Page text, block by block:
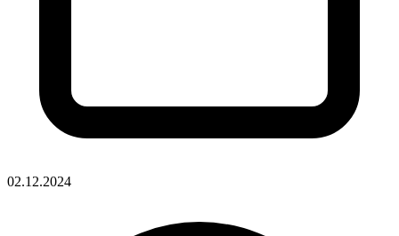
02.12.2024